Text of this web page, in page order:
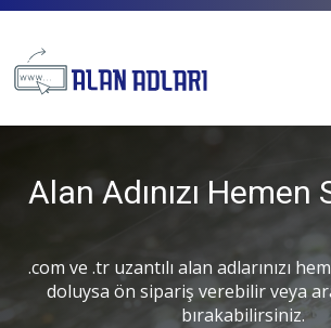
Alan Adınızı Hemen
.com ve .tr uzantılı alan adlarınızı
doluysa ön sipariş verebilir veya
bırakabilirsiniz.